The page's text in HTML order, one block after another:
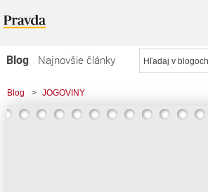
Blog
Najnovšie články
Najčítanejšie články
Najkomentovanejšie články
Blog > JOGOVINY